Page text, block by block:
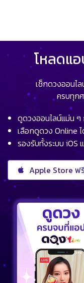
โหลดแ
เช็กดวงออนไ
ครบทุก
ดูดวงออนไลน์แม่น
เลือกดูดวง Online
รองรับทั้งระบบ iOS
Apple Store ฟ